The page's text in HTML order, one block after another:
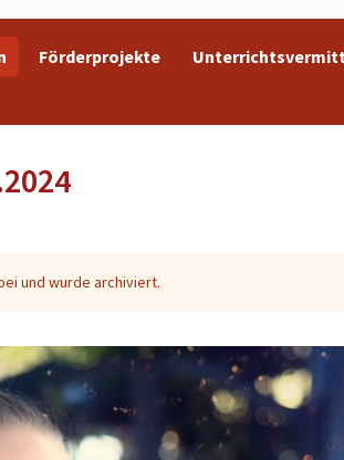
Förderprojekte
und wurde archiviert.